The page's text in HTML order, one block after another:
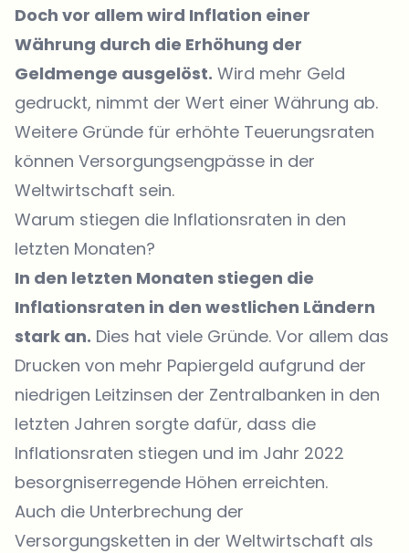
Doch vor allem wird Inflation einer
Währung durch die Erhöhung der
Geldmenge ausgelöst. Wird mehr Geld
gedruckt, nimmt der Wert einer Währung ab.
Weitere Gründe für erhöhte Teuerungsraten
können Versorgungsengpässe in der
Weltwirtschaft sein.
Warum stiegen die Inflationsraten in den
letzten Monaten?
In den letzten Monaten stiegen die
Inflationsraten in den westlichen Ländern
stark an. Dies hat viele Gründe. Vor allem das
Drucken von mehr Papiergeld aufgrund der
niedrigen Leitzinsen der Zentralbanken in den
letzten Jahren sorgte dafür, dass die
Inflationsraten stiegen und im Jahr 2022
besorgniserregende Höhen erreichten.
Auch die Unterbrechung der
Versorgungsketten in der Weltwirtschaft als